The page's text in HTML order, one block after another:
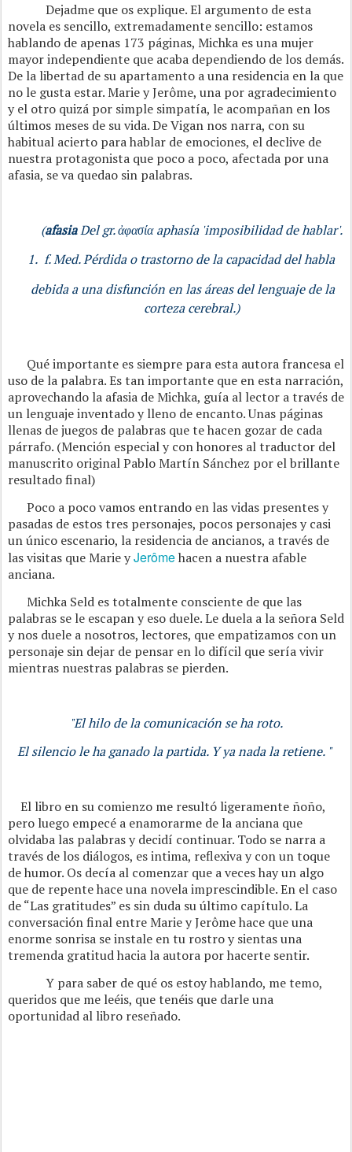
Dejadme que os explique. El argumento de esta
novela es sencillo, extremadamente sencillo: estamos
hablando de apenas 173 páginas, Michka es una mujer
mayor independiente que acaba dependiendo de los demás.
De la libertad de su apartamento a una residencia en la que
no le gusta estar. Marie y Jerôme, una por agradecimiento
y el otro quizá por simple simpatía, le acompañan en los
últimos meses de su vida. De Vigan nos narra, con su
habitual acierto para hablar de emociones, el declive de
nuestra protagonista que poco a poco, afectada por una
afasia, se va quedao sin palabras.
(afasiaDel gr. ἀφασία aphasía 'imposibilidad de hablar'.
1. f. Med. Pérdida o trastorno de la capacidad del habla
debida a una disfunción en las áreas del lenguaje de la
corteza cerebral.)
Qué importante es siempre para esta autora francesa el
uso de la palabra. Es tan importante que en esta narración,
aprovechando la afasia de Michka, guía al lector a través de
un lenguaje inventado y lleno de encanto. Unas páginas
llenas de juegos de palabras que te hacen gozar de cada
párrafo. (Mención especial y con honores al traductor del
manuscrito original Pablo Martín Sánchez por el brillante
resultado final)
Poco a poco vamos entrando en las vidas presentes y
pasadas de estos tres personajes, pocos personajes y casi
un único escenario, la residencia de ancianos, a través de
las visitas que Marie yJerômehacen a nuestra afable
anciana.
Michka Seld es totalmente consciente de que las
palabras se le escapan y eso duele. Le duela a la señora Seld
y nos duele a nosotros, lectores, que empatizamos con un
personaje sin dejar de pensar en lo difícil que sería vivir
mientras nuestras palabras se pierden.
"El hilo de la comunicación se ha roto.
El silencio le ha ganado la partida. Y ya nada la retiene. "
El libro en su comienzo me resultó ligeramente ñoño,
pero luego empecé a enamorarme de la anciana que
olvidaba las palabras y decidí continuar. Todo se narra a
través de los diálogos, es intima, reflexiva y con un toque
de humor. Os decía al comenzar que a veces hay un algo
que de repente hace una novela imprescindible. En el caso
de “Las gratitudes” es sin duda su último capítulo. La
conversación final entre Marie y Jerôme hace que una
enorme sonrisa se instale en tu rostro y sientas una
tremenda gratitud hacia la autora por hacerte sentir.
Y para saber de qué os estoy hablando, me temo,
queridos que me leéis, que tenéis que darle una
oportunidad al libro reseñado.